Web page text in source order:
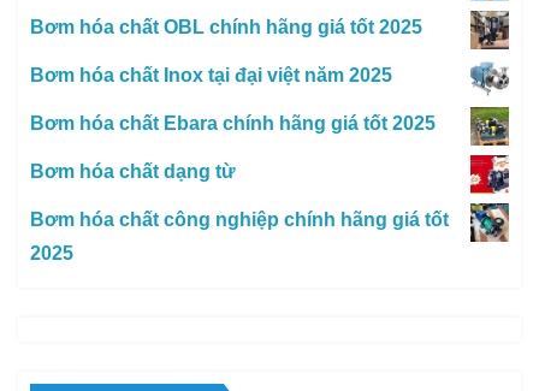
Bơm hóa chất OBL chính hãng giá tốt 2025
Bơm hóa chất Inox tại đại việt năm 2025
Bơm hóa chất Ebara chính hãng giá tốt 2025
Bơm hóa chất dạng từ
Bơm hóa chất công nghiệp chính hãng giá tốt
2025